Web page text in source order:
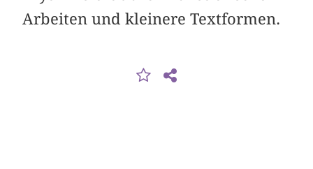
Arbeiten und kleinere Textformen.